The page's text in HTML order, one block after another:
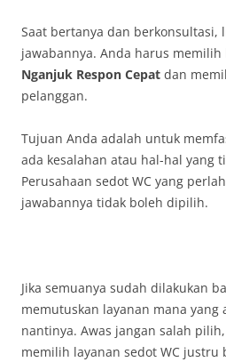
Saat bertanya dan berkonsultasi,
jawabannya. Anda harus memilih
Nganjuk Respon Cepat dan
pelanggan.
Tujuan Anda adalah untuk
ada kesalahan atau hal-hal yang
Perusahaan sedot WC yang
jawabannya tidak boleh dipilih.
Jika semuanya sudah dilakukan
memutuskan layanan mana yang
nantinya. Awas jangan salah
memilih layanan sedot WC justru